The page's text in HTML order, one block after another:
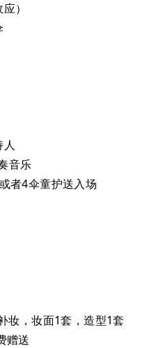
）
音乐
者4伞童护送入场
妆，妆面1套，造型1套
赠送